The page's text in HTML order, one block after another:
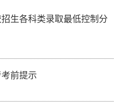
生各科类录取最低控制分
前提示